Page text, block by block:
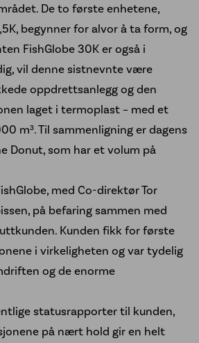
De to første enhetene,
begynner for alvor å ta form, og
FishGlobe 30K er også i
vil denne sistnevnte være
oppdrettsanlegg og den
laget i termoplast – med et
m³. Til sammenligning er dagens
Donut, som har et volum på
med Co-direktør Tor
på befaring sammen med
Kunden fikk for første
i virkeligheten og var tydelig
og de enorme
statusrapporter til kunden,
på nært hold gir en helt